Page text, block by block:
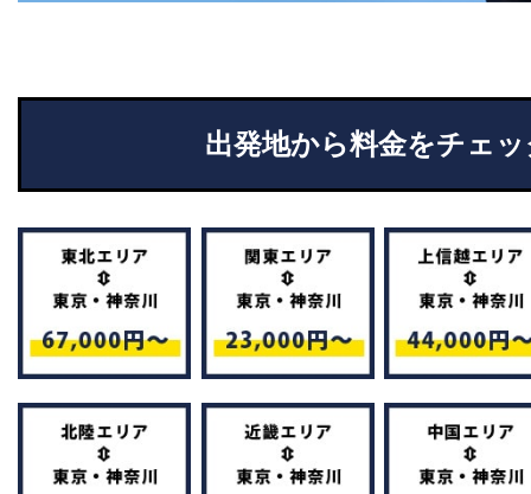
出発地から料金をチェ